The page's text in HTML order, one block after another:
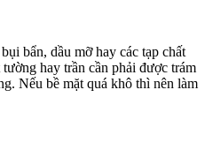
bẩn, dầu mỡ hay các tạp chất
hay trần cần phải được trám
Nếu bề mặt quá khô thì nên làm